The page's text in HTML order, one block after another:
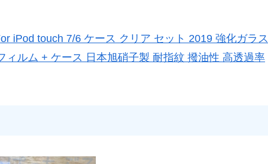
iPod touch 7/6 ケース クリア セット 2019 強化ガラス
ルム + ケース 日本旭硝子製 耐指紋 撥油性 高透過率